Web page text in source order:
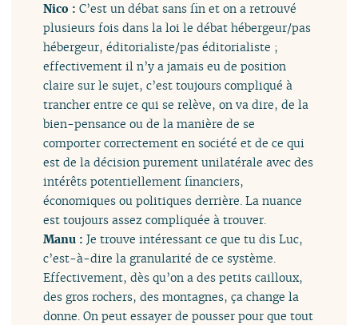
Nico :C’est un débat sans fin et on a retrouvé
plusieurs fois dans la loi le débat hébergeur/pas
hébergeur, éditorialiste/pas éditorialiste ;
effectivement il n’y a jamais eu de position
claire sur le sujet, c’est toujours compliqué à
trancher entre ce qui se relève, on va dire, de la
bien-pensance ou de la manière de se
comporter correctement en société et de ce qui
est de la décision purement unilatérale avec des
intérêts potentiellement financiers,
économiques ou politiques derrière. La nuance
est toujours assez compliquée à trouver.
Manu :Je trouve intéressant ce que tu dis Luc,
c’est-à-dire la granularité de ce système.
Effectivement, dès qu’on a des petits cailloux,
des gros rochers, des montagnes, ça change la
donne. On peut essayer de pousser pour que tout